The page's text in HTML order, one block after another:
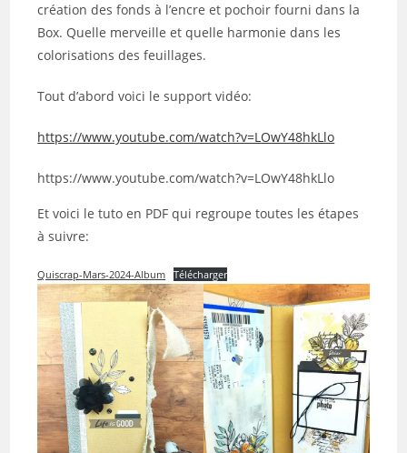
création des fonds à l’encre et pochoir fourni dans la
Box. Quelle merveille et quelle harmonie dans les
colorisations des feuillages.
Tout d’abord voici le support vidéo:
https://www.youtube.com/watch?v=LOwY48hkLlo
https://www.youtube.com/watch?v=LOwY48hkLlo
Et voici le tuto en PDF qui regroupe toutes les étapes
à suivre:
Quiscrap-Mars-2024-Album Télécharger